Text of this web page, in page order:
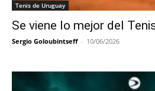
Tenis de Uruguay
Se viene lo mejor del
Sergio Goloubintseff - 10/06/2026